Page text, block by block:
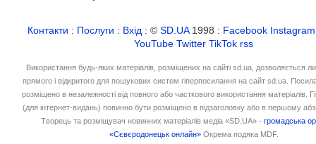
Контакти : Послуги : Вхід : ©SD.UA1998 : Facebook Instagram
YouTube Twitter TikTok rss
Використання будь-яких матеріалів, розміщених на сайті sd.ua, дозволяється
прямого і відкритого для пошукових систем гіперпосилання на сайт sd.ua.
розміщено в незалежності від повного або часткового використання матеріалів.
(для інтернет-видань) повинно бути розміщено в підзаголовку або в першому
Творець та розміщувач новинних матеріалів медіа «SD.UA» -громадська
«Сєвєродонецьк онлайн» Окрема подяка MDF.